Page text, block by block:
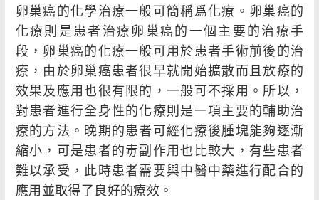
綜合
疾病
卵巢癌的化學治療一般可簡稱爲化療。卵巢癌的
化療則是患者治療卵巢癌的一個主要的治療手
段，卵巢癌的化療一般可用於患者手術前後的治
療，由於卵巢癌患者很早就開始擴散而且放療的
效果及應用也很有限的，一般可不採用。所以，
對患者進行全身性的化療則是一項主要的輔助治
療的方法。晚期的患者可經化療後腫塊能夠逐漸
縮小，可是患者的毒副作用也比較大，有些患者
難以承受，此時患者需要與中醫中藥進行配合的
應用並取得了良好的療效。